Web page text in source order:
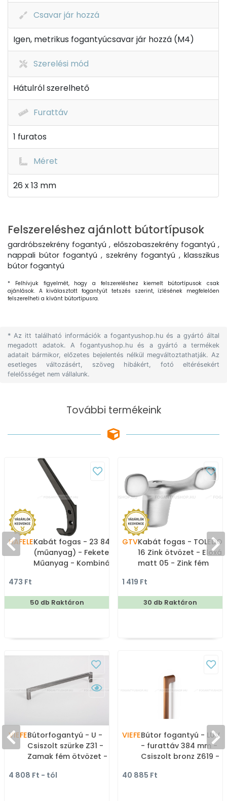
Csavar jár hozzá
Igen, metrikus fogantyúcsavar jár hozzá (M4)
Szerelési mód
Hátulról szerelhető
Furattáv
1 furatos
Méret
26 x 13 mm
Felszereléshez ajánlott bútortípusok
gardróbszekrény fogantyú , előszobaszekrény fogantyú ,
nappali bútor fogantyú , szekrény fogantyú , klasszikus
bútor fogantyú
* Felhívjuk figyelmét, hogy a felszereléshez kiemelt bútortípusok csak
ajánlások. A kiválasztott fogantyút tetszés szerint, ízlésének megfelelően
felszerelheti a kívánt bútortípusra.
* Az itt található információk a fogantyushop.hu és a gyártó által
megadott adatok. A fogantyushop.hu és a gyártó a termékek
adatait bármikor, előzetes bejelentés nélkül megváltoztathatják. Az
esetleges változásért, szöveg hibákért, fotó eltérésekért
felelősséget nem vállalunk.
További termékeink
HAFELEKabát fogas - 23 843.17
(műanyag) - Fekete -
Műanyag - Kombinált,
473 Ft
50 db Raktáron
GTVKabát fogas - TOLEDO
16 Zink ötvözet - Eloxált
matt 05 - Zink fém
fogas
1 419 Ft
30 db Raktáron
VIEFEBútorfogantyú - U -
Csiszolt szürke Z31 -
Zamak fém ötvözet -
színes fém
4 808 Ft - tól
VIEFEBútor fogantyú - LUV
- furattáv 384 mm -
Csiszolt bronz Z619 -
méretben gyártott
40 885 Ft